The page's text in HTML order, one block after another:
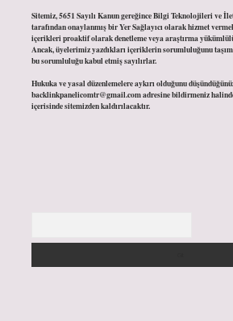
Sitemiz, 5651 Sayılı Kanun gereğince Bilgi Teknolojileri ve
tarafından onaylanmış bir Yer Sağlayıcı olarak hizmet
içerikleri proaktif olarak denetleme veya araştırma
Ancak, üyelerimiz yazdıkları içeriklerin sorumluluğunu
bu sorumluluğu kabul etmiş sayılırlar.
Hukuka ve yasal düzenlemelere aykırı olduğunu
backlinkpanelicomtr@gmail.comadresine bildirmeniz
içerisinde sitemizden kaldırılacaktır.